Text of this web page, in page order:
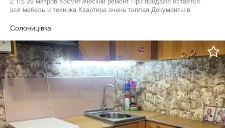
вся мебель и техника Квартира очень теплая Документы в
Солоницівка